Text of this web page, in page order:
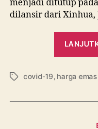
menjadi ditutup
dilansir dari Xinhua,
Tag covid-19, harga